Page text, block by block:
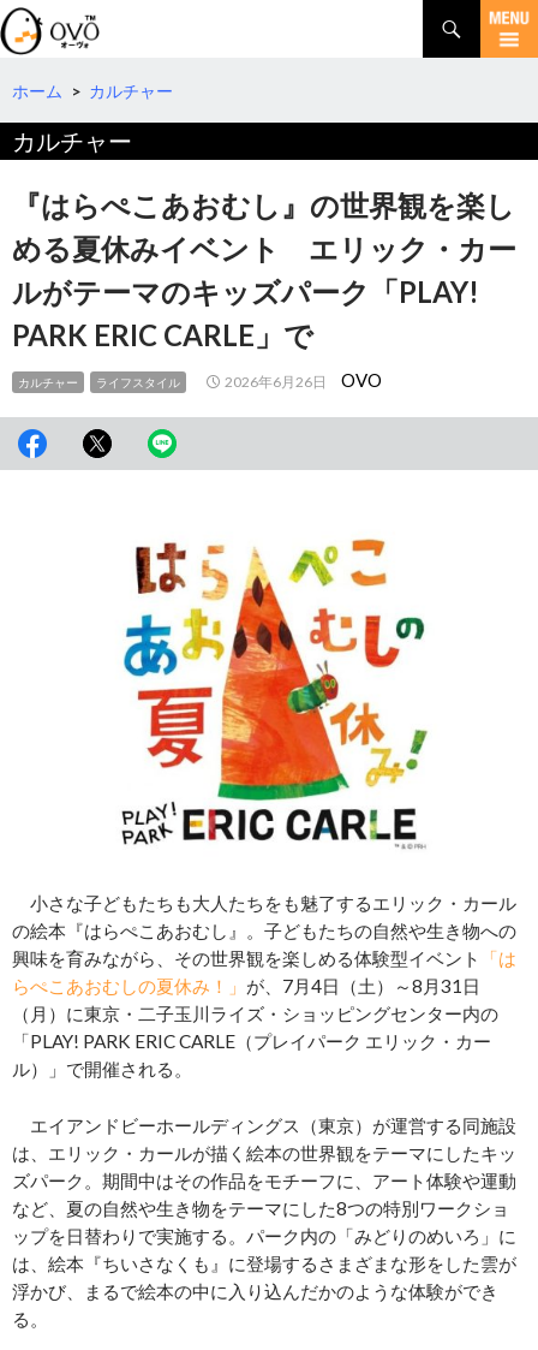
検
索
コ
テ
ツ
へ
ホーム > カルチャー
カルチャー
『はらぺこあおむし』の世界観を楽し
める夏休みイベント エリック・カー
ルがテーマのキッズパーク「PLAY!
PARK ERIC CARLE」で
カルチャー ライフスタイル 2026年6月26日 OVO
小さな子どもたちも大人たちをも魅了するエリック・カール
の絵本『はらぺこあおむし』。子どもたちの自然や生き物への
興味を育みながら、その世界観を楽しめる体験型イベント
「は
らぺこあおむしの夏休み！」 が、7月4日（土）～8月31日
（月）に東京・二子玉川ライズ・ショッピングセンター内の
「PLAY! PARK ERIC CARLE（プレイパーク エリック・カー
ル）」で開催される。
エイアンドビーホールディングス（東京）が運営する同施設
は、エリック・カールが描く絵本の世界観をテーマにしたキッ
ズパーク。期間中はその作品をモチーフに、アート体験や運動
など、夏の自然や生き物をテーマにした8つの特別ワークショ
ップを日替わりで実施する。パーク内の「みどりのめいろ」に
は、絵本『ちいさなくも』に登場するさまざまな形をした雲が
浮かび、まるで絵本の中に入り込んだかのような体験ができ
る。